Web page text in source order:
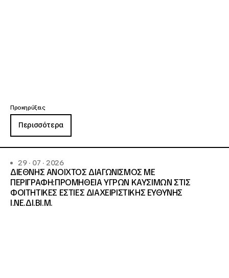
Προκηρύξεις
Περισσότερα
29 · 07 · 2026
ΔΙΕΘΝΗΣ ΑΝΟΙΧΤΟΣ ΔΙΑΓΩΝΙΣΜΟΣ ΜΕ
ΠΕΡΙΓΡΑΦΗ:ΠΡΟΜΗΘΕΙΑ ΥΓΡΩΝ ΚΑΥΣΙΜΩΝ ΣΤΙΣ
ΦΟΙΤΗΤΙΚΕΣ ΕΣΤΙΕΣ ΔΙΑΧΕΙΡΙΣΤΙΚΗΣ ΕΥΘΥΝΗΣ
Ι.ΝΕ.ΔΙ.ΒΙ.Μ.